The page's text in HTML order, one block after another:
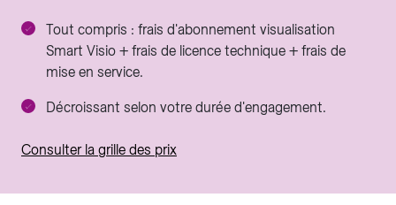
Tout compris : frais d'abonnement visualisation
Smart Visio + frais de licence technique + frais de
mise en service.
Décroissant selon votre durée d'engagement.
Consulter la grille des prix